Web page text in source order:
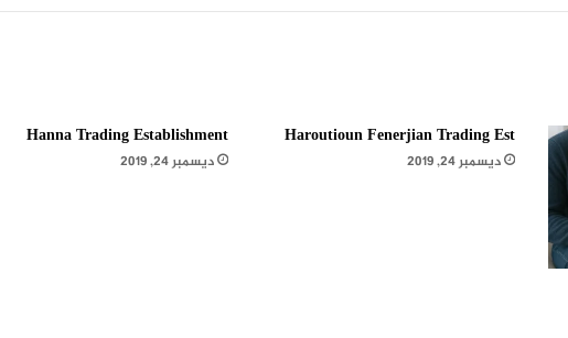
Haroutioun Fenerjian Trading Est
ديسمبر 24, 2019
Hanna Trading Establishment
ديسمبر 24, 2019